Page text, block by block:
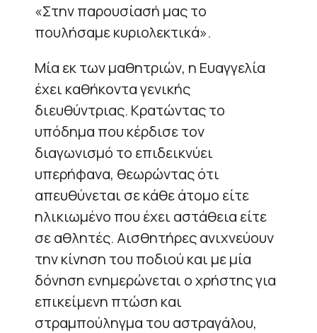
«Στην παρουσίασή μας το
πουλήσαμε κυριολεκτικά».
Μία εκ των μαθητριών, η Ευαγγελία
έχει καθήκοντα γενικής
διευθύντριας. Κρατώντας το
υπόδημα που κέρδισε τον
διαγωνισμό το επιδεικνύει
υπερήφανα, θεωρώντας ότι
απευθύνεται σε κάθε άτομο είτε
ηλικιωμένο που έχει αστάθεια είτε
σε αθλητές. Αισθητήρες ανιχνεύουν
την κίνηση του ποδιού και με μία
δόνηση ενημερώνεται ο χρήστης για
επικείμενη πτώση και
στραμπούληγμα του αστραγάλου,